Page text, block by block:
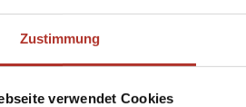
Zustimmung
verwendet Cookies